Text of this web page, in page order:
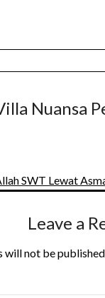
Nuansa
SWT Lewat
Leave a
will not be